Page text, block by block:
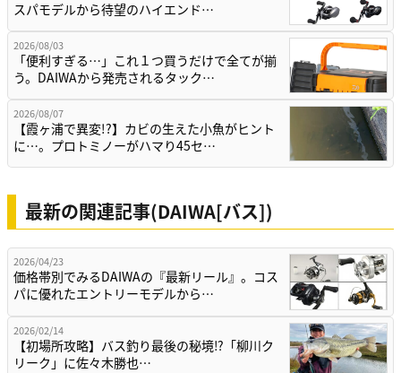
スパモデルから待望のハイエンド…
2026/08/03
「便利すぎる…」これ１つ買うだけで全てが揃
う。DAIWAから発売されるタック…
2026/08/07
【霞ヶ浦で異変!?】カビの生えた小魚がヒント
に…。プロトミノーがハマり45セ…
最新の関連記事(DAIWA[バス])
2026/04/23
価格帯別でみるDAIWAの『最新リール』。コス
パに優れたエントリーモデルから…
2026/02/14
【初場所攻略】バス釣り最後の秘境⁉「柳川ク
リーク」に佐々木勝也…